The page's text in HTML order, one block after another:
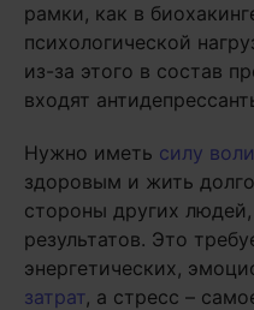
рамки, как в
психологической
из-за этого в состав
входят
Нужно иметь силу воли
здоровым и жить
стороны других
результатов. Это
энергетических,
затрат, а стресс –